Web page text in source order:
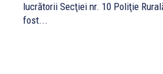
lucrătorii Secţiei nr. 10 Poliţie
fost...